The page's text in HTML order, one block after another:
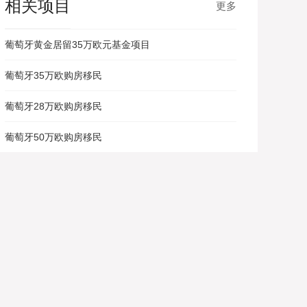
相关项目 更多
葡萄牙黄金居留35万欧元基金项目
葡萄牙35万欧购房移民
葡萄牙28万欧购房移民
葡萄牙50万欧购房移民